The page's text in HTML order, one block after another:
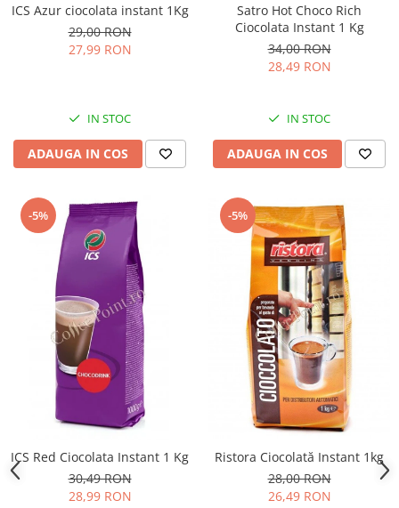
ICS Azur ciocolata instant 1Kg
29,00 RON
27,99 RON
IN STOC
ADAUGA IN COS
Satro Hot Choco Rich
Ciocolata Instant 1 Kg
34,00 RON
28,49 RON
IN STOC
ADAUGA IN COS
-5%
ICS Red Ciocolata Instant 1 Kg
30,49 RON
28,99 RON
-5%
Ristora Ciocolată Instant 1kg
28,00 RON
26,49 RON